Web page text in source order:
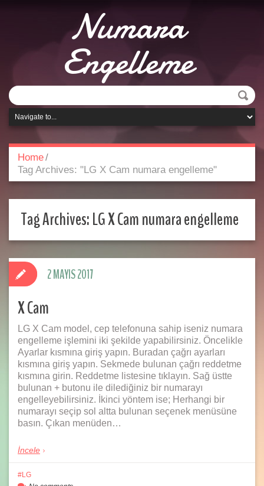
Numara
Engelleme
Home/
Tag Archives: "LG X Cam numara engelleme"
Tag Archives:LG X Cam numara engelleme
X Cam
LG X Cam model, cep telefonuna sahip iseniz numara
engelleme işlemini iki şekilde yapabilirsiniz. Öncelikle
Ayarlar kısmına giriş yapın. Buradan çağrı ayarları
kısmına giriş yapın. Sekmede bulunan çağrı reddetme
kısmına girin. Reddetme listesine tıklayın. Sağ üstte
bulunan + butonu ile dilediğiniz bir numarayı
engelleyebilirsiniz. İkinci yöntem ise; Herhangi bir
numarayı seçip sol altta bulunan seçenek menüsüne
basın. Çıkan menüden…
İncele
2 MAYIS 2017
LG